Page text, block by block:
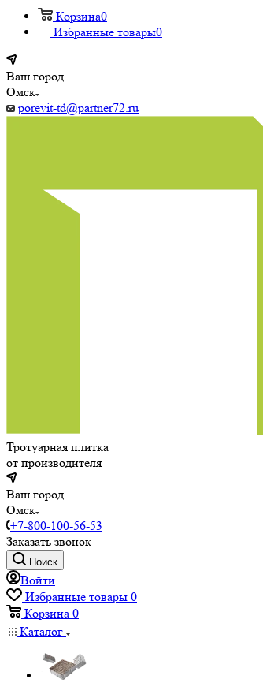
Корзина0
Избранные товары0
Ваш город
Омск
porevit-td@partner72.ru
Тротуарная плитка
от производителя
Ваш город
Омск
+7-800-100-56-53
Заказать звонок
Поиск
Войти
Избранные товары 0
Корзина 0
Каталог